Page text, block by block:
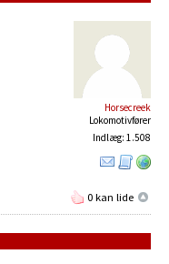
Horsecreek
Lokomotivfører
Indlæg: 1.508
0 kan lide